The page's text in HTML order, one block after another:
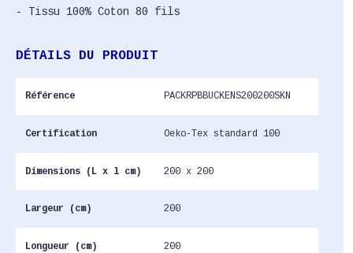
- Tissu 100% Coton 80 fils
DÉTAILS DU PRODUIT
Référence PACKRPBBUCKENS200200SKN
Certification Oeko-Tex standard 100
Dimensions (L x l cm) 200 x 200
Largeur (cm) 200
Longueur (cm) 200